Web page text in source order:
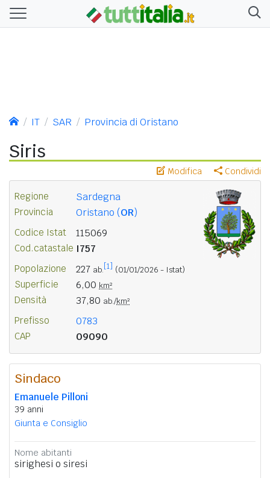
IT SAR Provincia di Oristano
Siris
Modifica Condividi
Regione Sardegna
Provincia Oristano (OR)
Codice Istat 115069
Cod.catastale I757
Popolazione 227 ab. [1] (01/01/2026 - Istat)
Superficie 6,00 km²
Densità 37,80 ab./km²
Prefisso 0783
CAP 09090
Sindaco
Emanuele Pilloni
39 anni
Giunta e Consiglio
Nome abitanti
sirighesi o siresi